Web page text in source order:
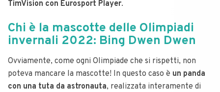
TimVision con Eurosport Player.
Chi è la mascotte delle Olimpiadi
invernali 2022: Bing Dwen Dwen
Ovviamente, come ogni Olimpiade che si rispetti, non
poteva mancare la mascotte! In questo caso è un panda
con una tuta da astronauta, realizzata interamente di